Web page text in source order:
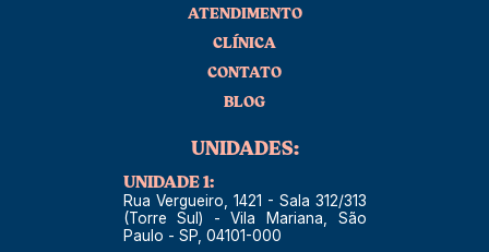
ATENDIMENTO
CLÍNICA
CONTATO
BLOG
UNIDADES:
UNIDADE 1:
Rua Vergueiro, 1421 - Sala 312/313
(Torre Sul) - Vila Mariana, São
Paulo - SP, 04101-000